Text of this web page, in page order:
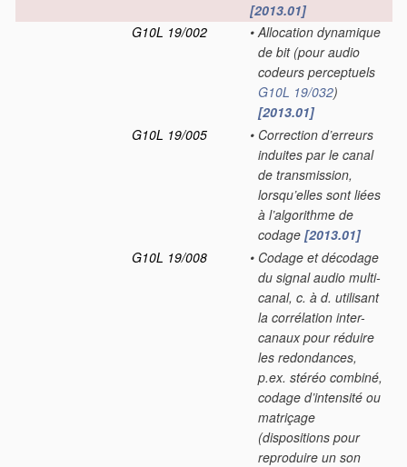
[2013.01]
G10L 19/002
• Allocation dynamique
de bit(pour audio
codeurs perceptuels
G10L 19/032)
[2013.01]
G10L 19/005
• Correction d’erreurs
induites par le canal
de transmission,
lorsqu’elles sont liées
à l’algorithme de
codage [2013.01]
G10L 19/008
• Codage et décodage
du signal audio multi-
canal, c. à d. utilisant
la corrélation inter-
canaux pour réduire
les redondances,
p.ex. stéréo combiné,
codage d’intensité ou
matriçage
(dispositions pour
reproduire un son